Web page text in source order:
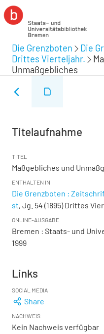
Die Grenzboten Die
Drittes Vierteljahr.
Unmaßgebliches
Titelaufnahme
TITEL
Maßgebliches und
ENTHALTEN IN
Die Grenzboten :
st, Jg. 54 (1895) Drittes
ONLINE-AUSGABE
Bremen : Staats- und
1999
Links
SOCIAL MEDIA
Share
NACHWEIS
Kein Nachweis verfügbar